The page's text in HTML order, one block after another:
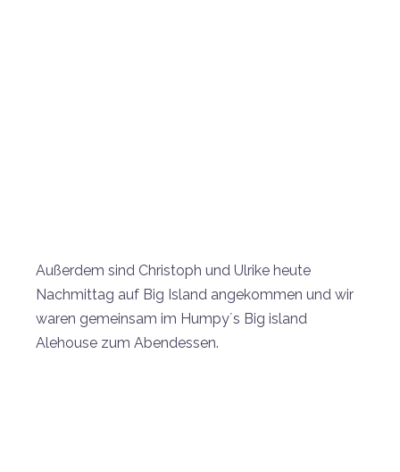
Außerdem sind Christoph und Ulrike heute
Nachmittag auf Big Island angekommen und wir
waren gemeinsam im Humpy´s Big island
Alehouse zum Abendessen.